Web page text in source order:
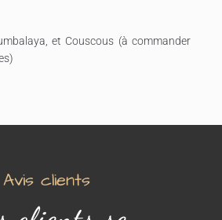
et Couscous (à commander
Avis clients